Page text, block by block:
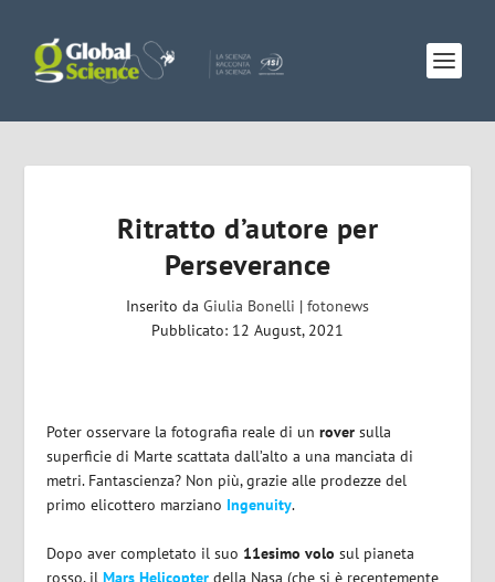
Ritratto d’autore per
Perseverance
Inserito da Giulia Bonelli | fotonews
Pubblicato: 12 August, 2021
Poter osservare la fotografia reale di unrover sulla
superficie di Marte scattata dall’alto a una manciata di
metri. Fantascienza? Non più, grazie alle prodezze del
primo elicottero marziano Ingenuity.
Dopo aver completato il suo 11esimo volo sul pianeta
rosso, ilMars Helicopter della Nasa (che si è recentemente